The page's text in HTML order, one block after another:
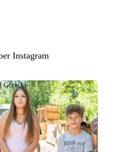
Instagram
Gorecki